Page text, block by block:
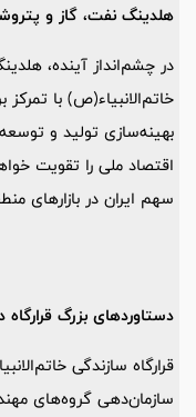
هلدینگ نفت، گاز و
در چشم‌انداز آینده،
خاتم‌الانبیاء(ص) با
بهینه‌سازی تولید و
اقتصاد ملی را تقویت
سهم ایران در بازارهای
دستاوردهای بزرگ
قرارگاه سازندگی
سازمان‌دهی گروه‌های